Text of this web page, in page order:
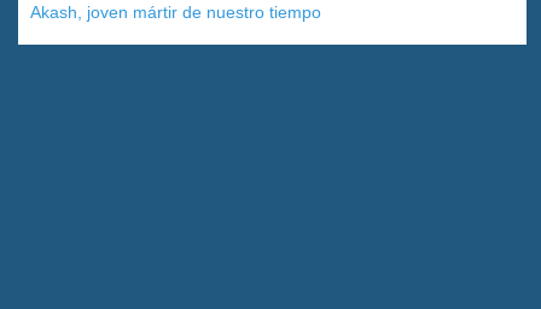
Akash, joven mártir de nuestro tiempo